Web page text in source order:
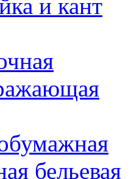
и кант
бельевая